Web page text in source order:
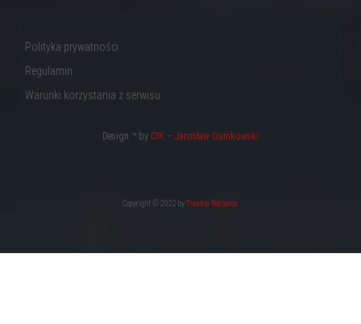
Polityka prywatności
Regulamin
Warunki korzystania z serwisu
Design ™ by CIK – Jarosław Gumkowski
Copyright © 2022 byTotalna Reklama